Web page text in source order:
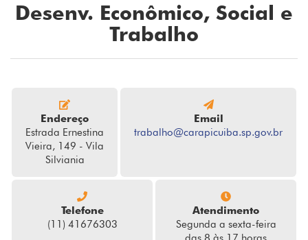
Desenv. Econômico, Social e
Trabalho
Endereço
Estrada Ernestina
Vieira, 149 - Vila
Silviania
Email
trabalho@carapicuiba.sp.gov.br
Telefone
(11) 41676303
Atendimento
Segunda a sexta-feira